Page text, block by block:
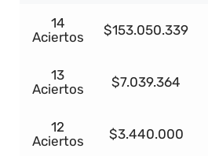
14
Aciertos
$153.050.339
13
Aciertos
$7.039.364
12
Aciertos
$3.440.000